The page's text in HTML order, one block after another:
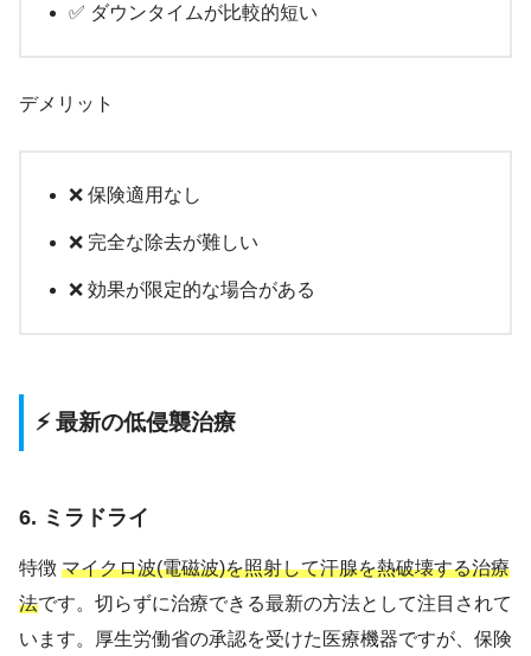
✅ ダウンタイムが比較的短い
デメリット
❌ 保険適用なし
❌ 完全な除去が難しい
❌ 効果が限定的な場合がある
⚡ 最新の低侵襲治療
6. ミラドライ
特徴 マイクロ波(電磁波)を照射して汗腺を熱破壊する治療
法です。切らずに治療できる最新の方法として注目されて
います。厚生労働省の承認を受けた医療機器ですが、保険